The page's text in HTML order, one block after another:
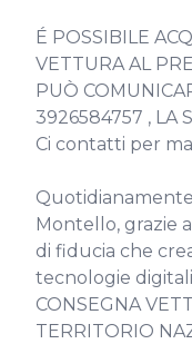
É POSSIBILE
VETTURA AL
PUÒ
3926584757 , LA
Ci contatti per
Montello, grazie
di fiducia che
tecnologie
CONSEGNA
TERRITORIO